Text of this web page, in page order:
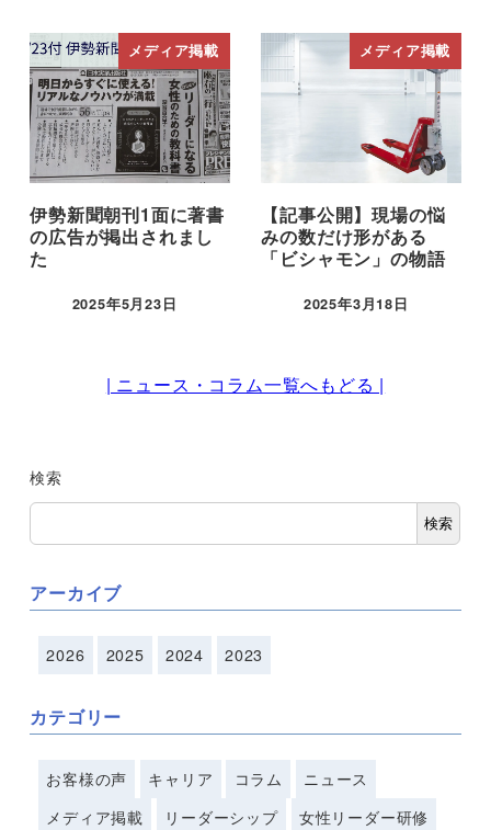
メディア掲載
伊勢新聞朝刊1面に著書
の広告が掲出されまし
た
2025年5月23日
メディア掲載
【記事公開】現場の悩
みの数だけ形がある
「ビシャモン」の物語
2025年3月18日
| ニュース・コラム一覧へもどる |
検索
検索
アーカイブ
2026 2025 2024 2023
カテゴリー
お客様の声 キャリア コラム
ニュース
メディア掲載
リーダーシップ
女性リーダー研修